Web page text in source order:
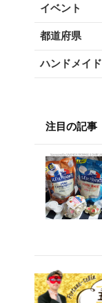
イベント
都道府県
ハンドメイド
注目の記事